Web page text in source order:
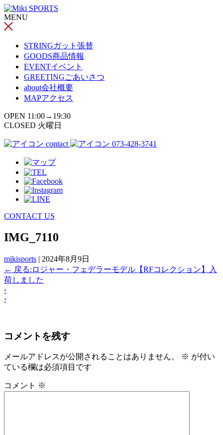
コ
ン
テ
MENU
STRINGガット張替
GOODS商品情報
EVENTイベント
GREETINGごあいさつ
about会社概要
MAPアクセス
OPEN 11:00→19:30
CLOSED 火曜日
contact 073-428-3741
CONTACT US
IMG_7110
mikisports | 2024年8月9日
← 戻る:ロジャー・フェデラーモデル【RFコレクション】入
荷しました
‹
›
コメントを残す
メールアドレスが公開されることはありません。 ※ が付い
ている欄は必須項目です
コメント ※